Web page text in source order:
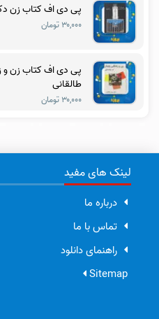
پی دی اف کتاب زن
۳۰,۰۰۰ تومان
پی دی اف کتاب زن و
طالقانی
۳۰,۰۰۰ تومان
لینک های مفید
درباره ما
تماس با ما
راهنمای دانلود
Sitemap